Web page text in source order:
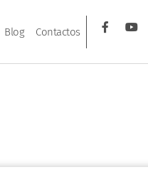
Blog Contactos